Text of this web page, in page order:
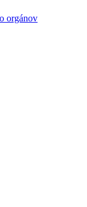
orgánov